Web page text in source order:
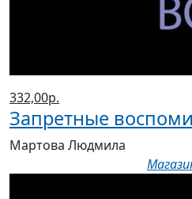
332,00р.
Запретные
Мартова Людмила